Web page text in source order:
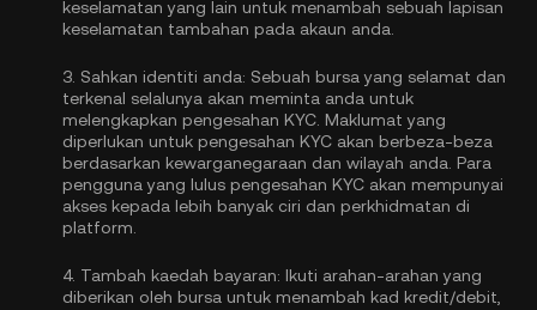
keselamatan yang lain untuk menambah sebuah lapisan
keselamatan tambahan pada akaun anda.
3. Sahkan identiti anda: Sebuah bursa yang selamat dan
terkenal selalunya akan meminta anda untuk
melengkapkan pengesahan KYC . Maklumat yang
diperlukan untuk pengesahan KYC akan berbeza-beza
berdasarkan kewarganegaraan dan wilayah anda. Para
pengguna yang lulus pengesahan KYC akan mempunyai
akses kepada lebih banyak ciri dan perkhidmatan di
platform.
4. Tambah kaedah bayaran: Ikuti arahan-arahan yang
diberikan oleh bursa untuk menambah kad kredit/debit,